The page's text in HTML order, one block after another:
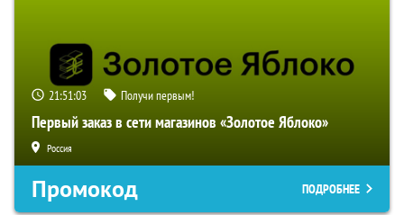
21:51:02 Получи первым!
Первый заказ в сети магазинов «Золотое Яблоко»
Россия
Промокод ПОДРОБНЕЕ